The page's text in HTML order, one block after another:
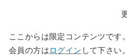
ここからは限定コンテンツです。
会員の方はログイン して下さい。